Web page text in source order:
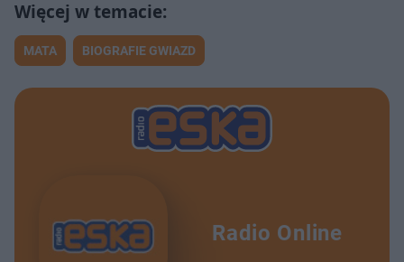
MATA BIOGRAFIE GWIAZD
Radio Online